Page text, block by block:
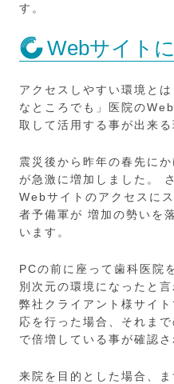
す。
Webサイト
アクセスしやすい環境と
なところでも」医院の
取して活用する事が出来る
震災後から昨年の春先に
が急激に増加しました。
Webサイトのアクセスに
者予備軍が 増加の勢いを
います。
PCの前に座って歯科医院
別次元の環境になったと
弊社クライアント様サイ
応を行った場合、それま
で倍増している事が確認さ
来院を目的とした場合、